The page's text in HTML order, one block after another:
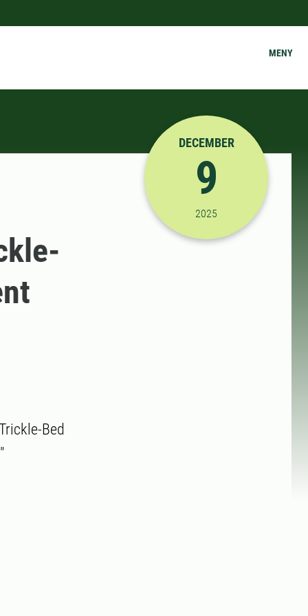
MENY
2025-12-09 09:00:00
DECEMBER
9
2025
Bed